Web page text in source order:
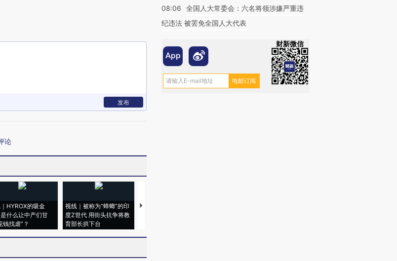
发布
论
HYROX的吸金
什么让中产们甘
钱找虐”？
视线｜被称为“蟑螂”的印
度Z世代 用街头抗争将教
育部长拱下台
视线｜“入侵”还是“人道危
08:06
全国人大常委会：六名将领涉嫌严重违
纪违法 被罢免全国人大代表
财新微信